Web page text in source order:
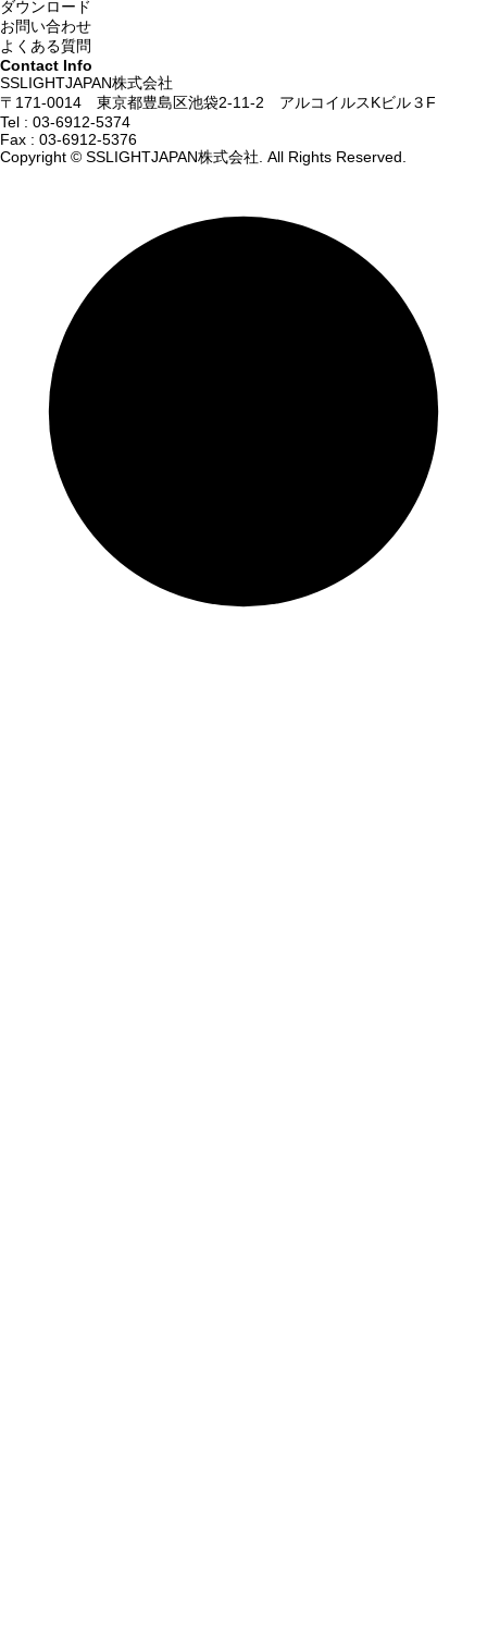
ダウンロード
お問い合わせ
よくある質問
Contact Info
SSLIGHTJAPAN株式会社
〒171-0014 東京都豊島区池袋2-11-2 アルコイルスKビル３F
Tel : 03-6912-5374
Fax : 03-6912-5376
Copyright © SSLIGHTJAPAN株式会社. All Rights Reserved.